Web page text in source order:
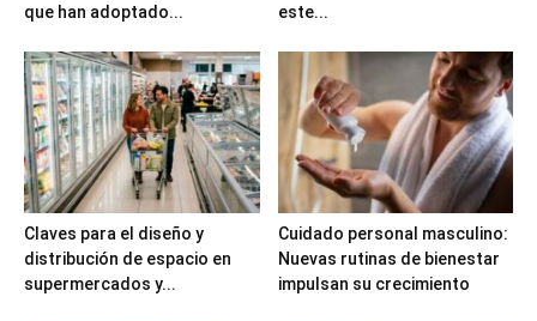
que han adoptado...
este...
Claves para el diseño y
distribución de espacio en
supermercados y...
Cuidado personal masculino:
Nuevas rutinas de bienestar
impulsan su crecimiento